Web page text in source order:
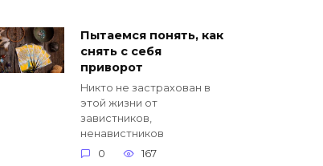
Пытаемся понять, как
снять с себя
приворот
Никто не застрахован в
этой жизни от
завистников,
ненавистников
0
167